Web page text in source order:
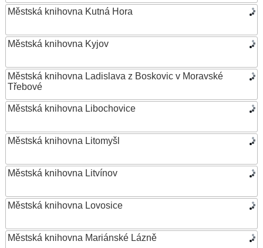
Městská knihovna Kutná Hora
Městská knihovna Kyjov
Městská knihovna Ladislava z Boskovic v Moravské
Třebové
Městská knihovna Libochovice
Městská knihovna Litomyšl
Městská knihovna Litvínov
Městská knihovna Lovosice
Městská knihovna Mariánské Lázně